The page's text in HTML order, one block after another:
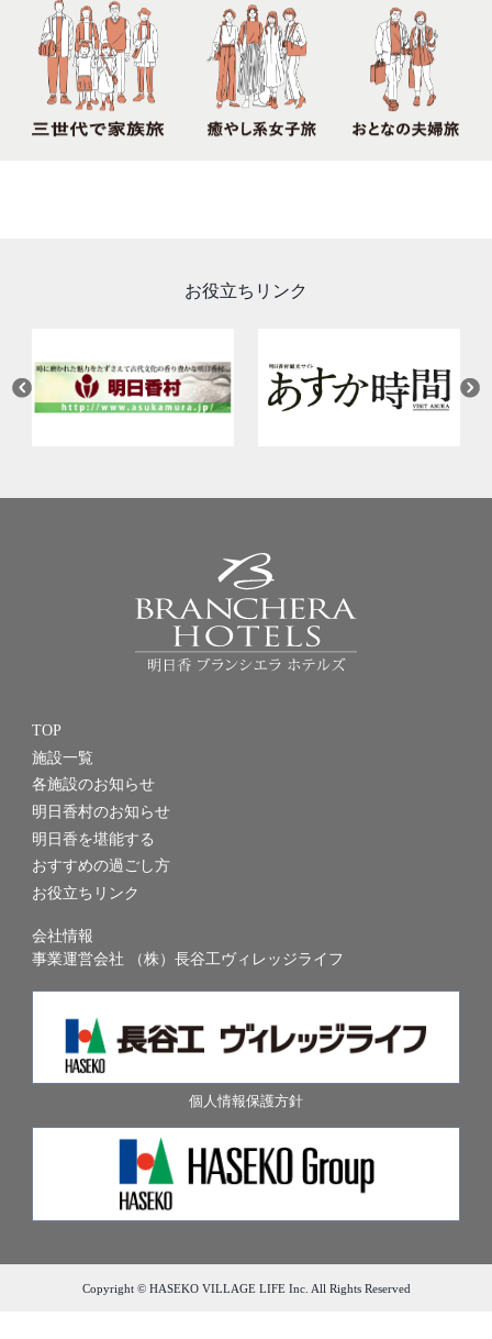
お役立ちリンク
TOP
施設一覧
各施設のお知らせ
明日香村のお知らせ
明日香を堪能する
おすすめの過ごし方
お役立ちリンク
会社情報
事業運営会社 （株）長谷工ヴィレッジライフ
個人情報保護方針
Copyright © HASEKO VILLAGE LIFE Inc. All Rights Reserved